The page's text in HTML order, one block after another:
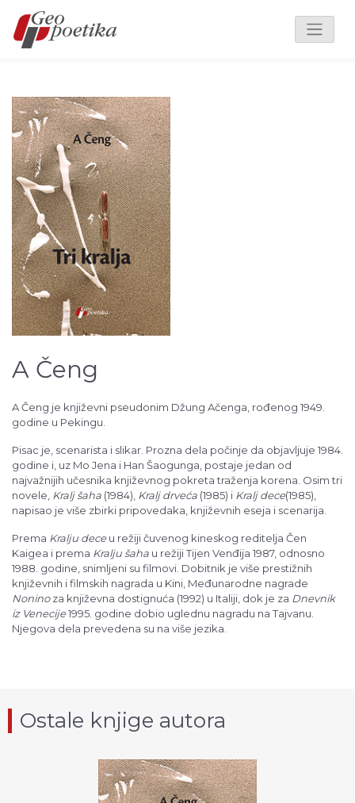
A Čeng
A Čeng je književni pseudonim Džung Ačenga, rođenog 1949.
godine u Pekingu.
Pisac je, scenarista i slikar. Prozna dela počinje da objavljuje 1984.
godine i, uz Mo Jena i Han Šaogunga, postaje jedan od
najvažnijih učesnika književnog pokreta traženja korena. Osim tri
novele, Kralj šaha (1984), Kralj drveća (1985) i Kralj dece(1985),
napisao je više zbirki pripovedaka, književnih eseja i scenarija.
Prema Kralju deceu režiji čuvenog kineskog reditelja Čen
Kaigea i prema Kralju šaha u režiji Tijen Venđija 1987, odnosno
1988. godine, snimljeni su filmovi. Dobitnik je više prestižnih
književnih i filmskih nagrada u Kini, Međunarodne nagrade
Noninoza književna dostignuća (1992) u Italiji, dok je za Dnevnik
iz Venecije1995. godine dobio uglednu nagradu na Tajvanu.
Njegova dela prevedena su na više jezika.
Ostale knjige autora